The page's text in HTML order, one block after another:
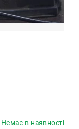
Немає в наявності